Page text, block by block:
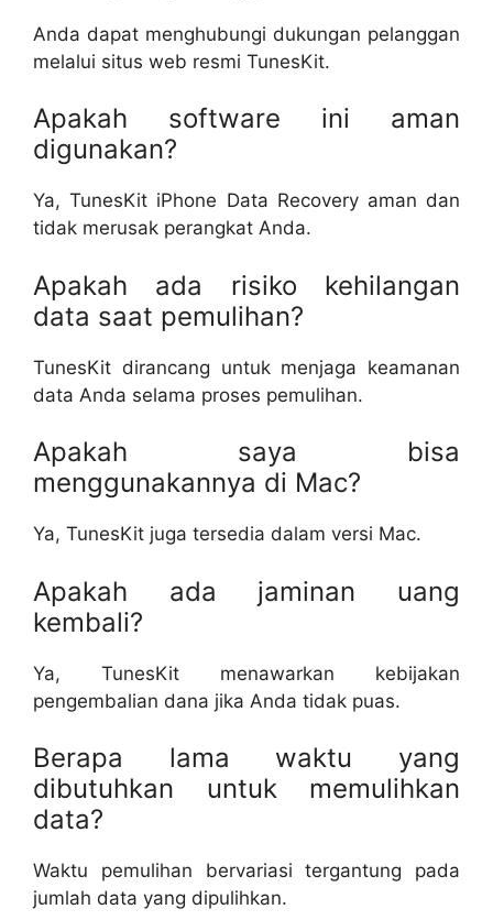
Anda dapat menghubungi dukungan pelanggan
melalui situs web resmi TunesKit.
Apakah software ini aman
digunakan?
Ya, TunesKit iPhone Data Recovery aman dan
tidak merusak perangkat Anda.
Apakah ada risiko kehilangan
data saat pemulihan?
TunesKit dirancang untuk menjaga keamanan
data Anda selama proses pemulihan.
Apakah saya bisa
menggunakannya di Mac?
Ya, TunesKit juga tersedia dalam versi Mac.
Apakah ada jaminan uang
kembali?
Ya, TunesKit menawarkan kebijakan
pengembalian dana jika Anda tidak puas.
Berapa lama waktu yang
dibutuhkan untuk memulihkan
data?
Waktu pemulihan bervariasi tergantung pada
jumlah data yang dipulihkan.